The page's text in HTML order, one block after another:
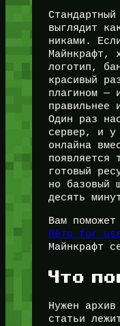
выглядит
никами.
Майнкрафт,
логотип,
красивый
плагином —
правильнее
Один раз
сервер, и у
онлайна
появляется
готовый
но базовый
десять
Вам поможет
Пётр
Майнкрафт
Что
Нужен
статьи